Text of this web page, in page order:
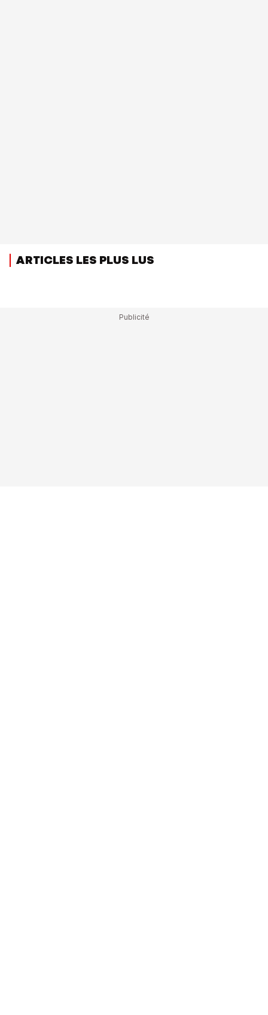
ARTICLES LES PLUS LUS